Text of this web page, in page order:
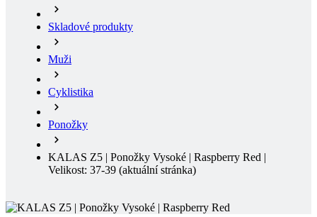
Skladové produkty
Muži
Cyklistika
Ponožky
KALAS Z5 | Ponožky Vysoké | Raspberry Red |
Velikost: 37-39 (aktuální stránka)